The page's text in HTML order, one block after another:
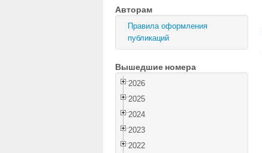
Авторам
Правила оформления
публикаций
Вышедшие номера
2026
2025
2024
2023
2022